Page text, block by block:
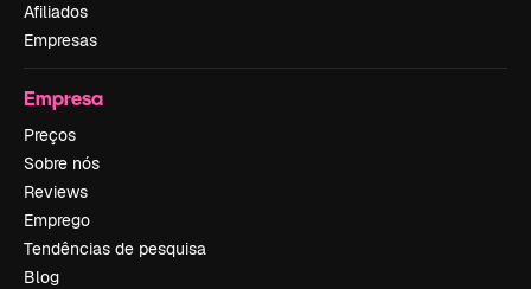
Afiliados
Empresas
Empresa
Preços
Sobre nós
Reviews
Emprego
Tendências de pesquisa
Blog